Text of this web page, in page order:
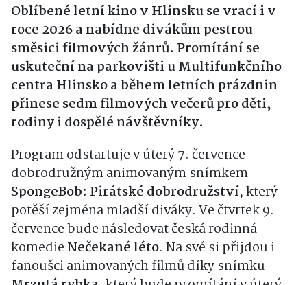
Oblíbené letní kino v Hlinsku se vrací i v
roce 2026 a nabídne divákům pestrou
směsici filmových žánrů. Promítání se
uskuteční na parkovišti u Multifunkčního
centra Hlinsko a během letních prázdnin
přinese sedm filmových večerů pro děti,
rodiny i dospělé návštěvníky.
Program odstartuje v úterý 7. července
dobrodružným animovaným snímkem
SpongeBob: Pirátské dobrodružství, který
potěší zejména mladší diváky. Ve čtvrtek 9.
července bude následovat česká rodinná
komedie Nečekané léto. Na své si přijdou i
fanoušci animovaných filmů díky snímku